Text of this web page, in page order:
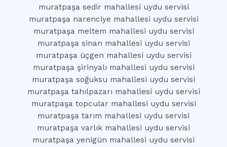
muratpaşa sedir mahallesi uydu servisi
muratpaşa narenciye mahallesi uydu servisi
muratpaşa meltem mahallesi uydu servisi
muratpaşa sinan mahallesi uydu servisi
muratpaşa üçgen mahallesi uydu servisi
muratpaşa şirinyalı mahallesi uydu servisi
muratpaşa soğuksu mahallesi uydu servisi
muratpaşa tahılpazarı mahallesi uydu servisi
muratpaşa topcular mahallesi uydu servisi
muratpaşa tarım mahallesi uydu servisi
muratpaşa varlık mahallesi uydu servisi
muratpaşa yenigün mahallesi uydu servisi